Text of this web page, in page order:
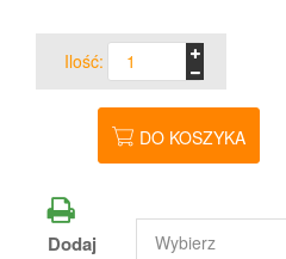
Ilość:
DO KOSZYKA
Dodaj